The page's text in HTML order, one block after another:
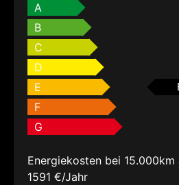
A
B
C
D
E
F
G
Energiekosten bei
1591 €/Jahr